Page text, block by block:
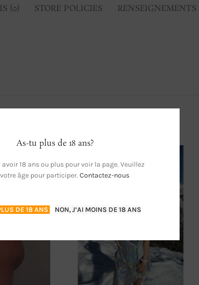
As-tu plus de 18 ans?
avoir 18 ans ou plus pour voir la page. Veuillez
âge pour participer. Contactez-nous
DE 18 ANS NON, J’AI MOINS DE 18 ANS
(0) STORE POLICIES RENSEIGNEMENTS